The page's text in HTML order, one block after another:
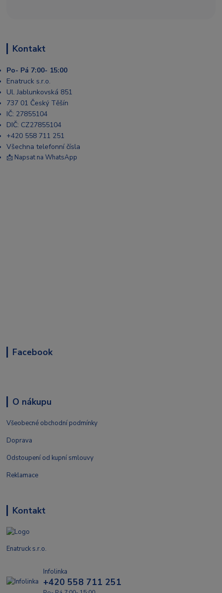
Kontakt
Po- Pá 7:00- 15:00
Enatruck s.r.o.
Ul. Jablunkovská 851
737 01 Český Těšín
IČ: 27855104
DIČ: CZ27855104
+420 558 711 251
Všechna telefonní čísla
📩 Napsat na WhatsApp
Facebook
O nákupu
Všeobecné obchodní podmínky
Doprava
Odstoupení od kupní smlouvy
Reklamace
Kontakt
Enatruck s.r.o.
Infolinka
+420 558 711 251